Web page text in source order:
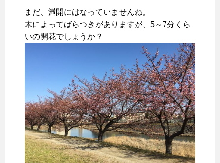
まだ、満開にはなっていませんね。
木によってばらつきがありますが、5～7分くら
いの開花でしょうか？